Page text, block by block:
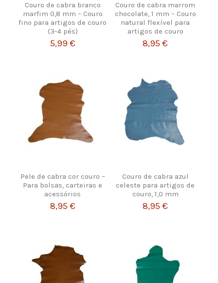
Couro de cabra branco
marfim 0,8 mm – Couro
fino para artigos de couro
(3-4 pés)
5,99 €
Couro de cabra marrom
chocolate, 1 mm – Couro
natural flexível para
artigos de couro
8,95 €
Pele de cabra cor couro –
Para bolsas, carteiras e
acessórios
8,95 €
Couro de cabra azul
celeste para artigos de
couro, 1,0 mm
8,95 €